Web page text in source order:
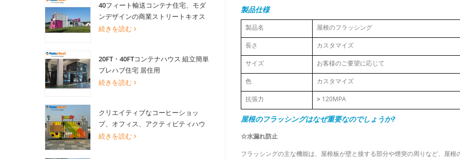
40フィート輸送コンテナ住宅、モダ
ンデザインの商業ストリートキオス
ク用景観ショップ
続きを読む
20FT・40FTコンテナハウス 組立簡単
プレハブ住宅 居住用
続きを読む
クリエイティブなコーヒーショッ
プ、オフィス、アクティビティハウ
ス向け20FT改造輸送コンテナハウス
続きを読む
製品仕様
製品名 屋根のフラッシング
長さ カスタマイズ
サイズ お客様のご要望に応じて
色 カスタマイズ
抗張力 > 120MPA
屋根のフラッシングはなぜ重要なのでしょうか?
☆水漏れ防止
フラッシングの主な機能は、屋根板が壁と接する部分や煙突の周りなど、屋根